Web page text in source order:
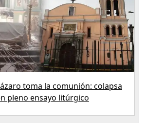
toma la comunión: colapsa
pleno ensayo litúrgico